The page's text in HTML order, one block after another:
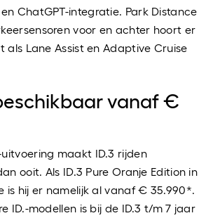
ChatGPT-integratie. Park Distance
voor en achter hoort er
als Lane Assist en Adaptive Cruise
vanaf €
uitvoering maakt ID.3 rijden
ooit. Als ID.3 Pure Oranje Edition in
is hij er namelijk al vanaf € 35.990*.
ID.-modellen is bij de ID.3 t/m 7 jaar